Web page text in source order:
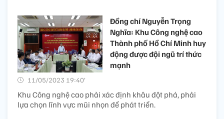
Đồng chí Nguyễn Trọng
Nghĩa: Khu Công nghệ cao
Thành phố Hồ Chí Minh huy
động được đội ngũ trí thức
mạnh
11/05/2023 19:40’
Khu Công nghệ cao phải xác định khâu đột phá, phải
lựa chọn lĩnh vực mũi nhọn để phát triển.